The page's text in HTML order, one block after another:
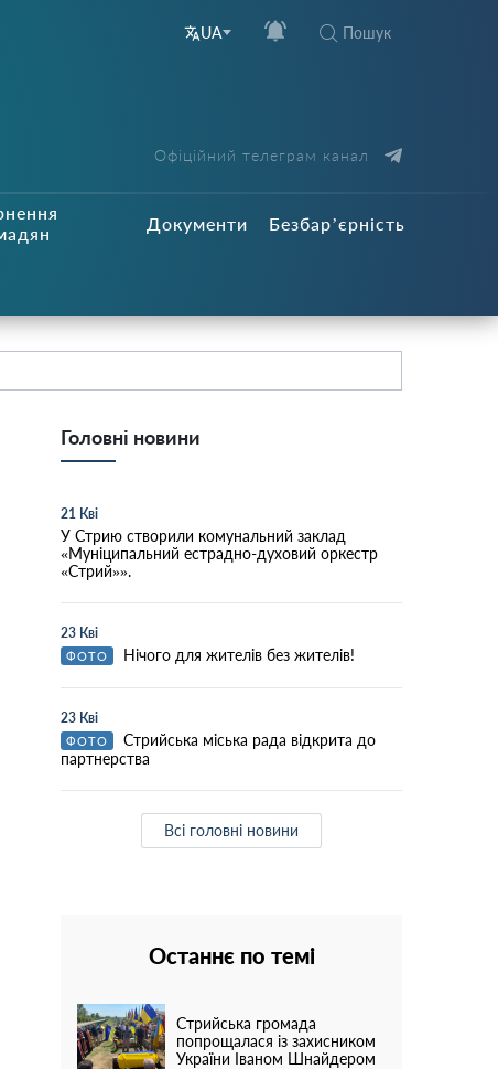
UA Пошук
Офіційний телеграм канал
Документи Безбар’єрність
Головні новини
21 Кві
У Стрию створили комунальний заклад
«Муніципальний естрадно-духовий оркестр
«Стрий»».
23 Кві
ФОТО Нічого для жителів без жителів!
23 Кві
ФОТО
Стрийська міська рада відкрита до
партнерства
Всі головні новини
Останнє по темі
Стрийська громада
попрощалася із захисником
України Іваном Шнайдером